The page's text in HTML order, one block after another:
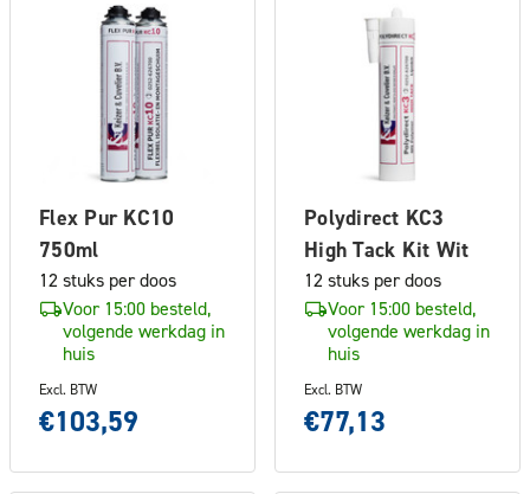
Flex Pur KC10
750ml
12 stuks per doos
Voor 15:00 besteld,
volgende werkdag in
huis
Excl. BTW
€103,59
Polydirect KC3
High Tack Kit Wit
12 stuks per doos
Voor 15:00 besteld,
volgende werkdag in
huis
Excl. BTW
€77,13